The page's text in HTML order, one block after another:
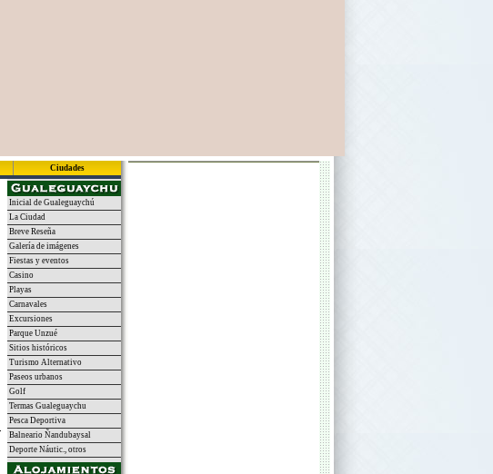
Ciudades
Inicial de Gualeguaychú
La Ciudad
Breve Reseña
Galería de imágenes
Fiestas y eventos
Casino
Playas
Carnavales
Excursiones
Parque Unzué
Sitios históricos
Turismo Alternativo
Paseos urbanos
Golf
Termas Gualeguaychu
Pesca Deportiva
Balneario Ñandubaysal
Deporte Náutic., otros